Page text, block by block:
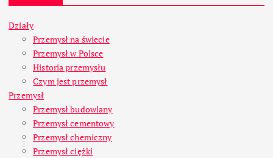
Działy
Przemysł na świecie
Przemysł w Polsce
Historia przemysłu
Czym jest przemysł
Przemysł
Przemysł budowlany
Przemysł cementowy
Przemysł chemiczny
Przemysł ciężki